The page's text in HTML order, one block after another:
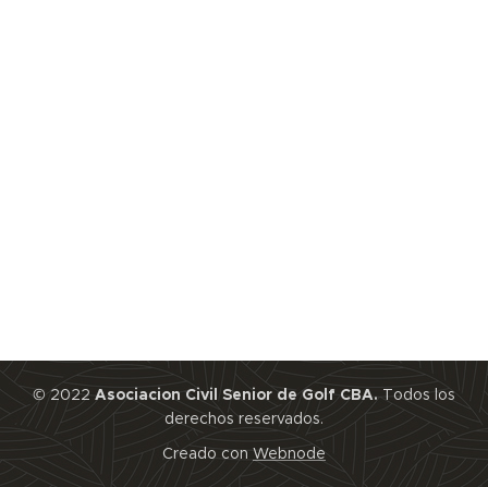
© 2022 Asociacion Civil Senior de Golf CBA.Todos los
derechos reservados.
Creado con Webnode